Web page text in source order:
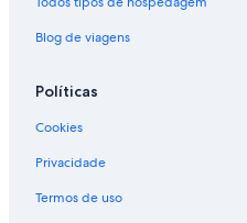
Blog de viagens
Políticas
Cookies
Privacidade
Termos de uso